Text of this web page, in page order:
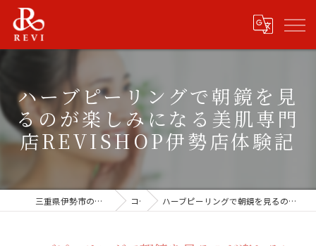
ハーブピーリングで朝鏡を見
るのが楽しみになる美肌専門
店REVISHOP伊勢店体験記
三重県伊勢市のエステならREVISHOP 伊勢店 コラム ハーブピーリングで朝鏡を見るのが楽しみになる美肌専門店REVISHOP伊勢店体験記